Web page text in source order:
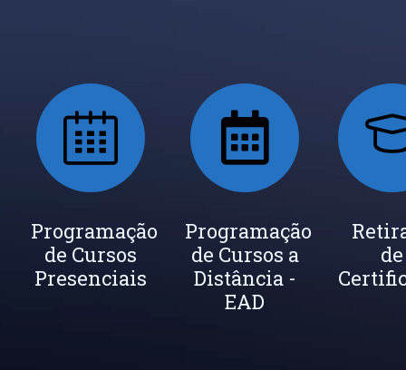
Seja um
Instrutor
Inscrição
Newsletter
Programação
de Cursos
Presenciais
Programação
de Cursos a
Distância -
EAD
de